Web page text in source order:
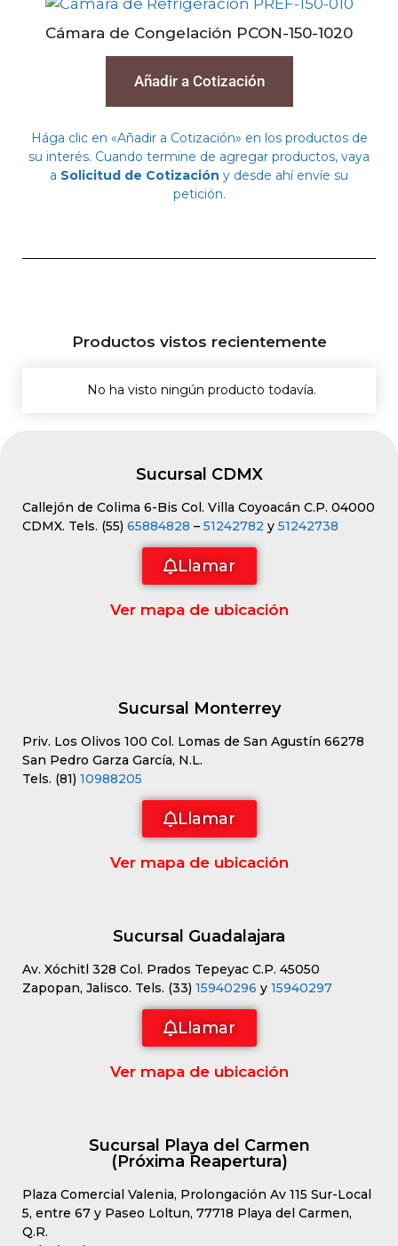
Cámara de Congelación PCON-150-1020
Añadir a Cotización
Hága clic en «Añadir a Cotización» en los productos de
su interés. Cuando termine de agregar productos, vaya
a Solicitud de Cotización y desde ahí envíe su
petición.
Productos vistos recientemente
No ha visto ningún producto todavía.
Sucursal CDMX
Callejón de Colima 6-Bis Col. Villa Coyoacán C.P. 04000
CDMX. Tels. (55) 65884828 – 51242782 y 51242738
Llamar
Ver mapa de ubicación
Sucursal Monterrey
Priv. Los Olivos 100 Col. Lomas de San Agustín 66278
San Pedro Garza García, N.L.
Tels. (81) 10988205
Llamar
Ver mapa de ubicación
Sucursal Guadalajara
Av. Xóchitl 328 Col. Prados Tepeyac C.P. 45050
Zapopan, Jalisco. Tels. (33) 15940296 y 15940297
Llamar
Ver mapa de ubicación
Sucursal Playa del Carmen
(Próxima Reapertura)
Plaza Comercial Valenia, Prolongación Av 115 Sur-Local
5, entre 67 y Paseo Loltun, 77718 Playa del Carmen,
Q.R.